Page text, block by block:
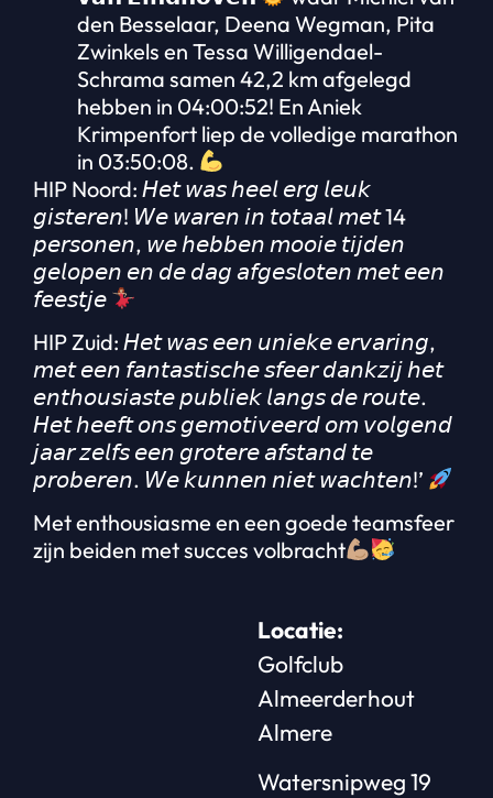
den Besselaar, Deena Wegman, Pita
Zwinkels en Tessa Willigendael-
Schrama samen 42,2 km afgelegd
hebben in 04:00:52! En Aniek
Krimpenfort liep de volledige marathon
in 03:50:08.
HIP Noord: 𝘏𝘦𝘵 𝘸𝘢𝘴 𝘩𝘦𝘦𝘭 𝘦𝘳𝘨 𝘭𝘦𝘶𝘬
𝘨𝘪𝘴𝘵𝘦𝘳𝘦𝘯! 𝘞𝘦 𝘸𝘢𝘳𝘦𝘯 𝘪𝘯 𝘵𝘰𝘵𝘢𝘢𝘭 𝘮𝘦𝘵 14
𝘱𝘦𝘳𝘴𝘰𝘯𝘦𝘯, 𝘸𝘦 𝘩𝘦𝘣𝘣𝘦𝘯 𝘮𝘰𝘰𝘪𝘦 𝘵𝘪𝘫𝘥𝘦𝘯
𝘨𝘦𝘭𝘰𝘱𝘦𝘯 𝘦𝘯 𝘥𝘦 𝘥𝘢𝘨 𝘢𝘧𝘨𝘦𝘴𝘭𝘰𝘵𝘦𝘯 𝘮𝘦𝘵 𝘦𝘦𝘯
𝘧𝘦𝘦𝘴𝘵𝘫𝘦
HIP Zuid: 𝘏𝘦𝘵 𝘸𝘢𝘴 𝘦𝘦𝘯 𝘶𝘯𝘪𝘦𝘬𝘦 𝘦𝘳𝘷𝘢𝘳𝘪𝘯𝘨,
𝘮𝘦𝘵 𝘦𝘦𝘯 𝘧𝘢𝘯𝘵𝘢𝘴𝘵𝘪𝘴𝘤𝘩𝘦 𝘴𝘧𝘦𝘦𝘳 𝘥𝘢𝘯𝘬𝘻𝘪𝘫 𝘩𝘦𝘵
𝘦𝘯𝘵𝘩𝘰𝘶𝘴𝘪𝘢𝘴𝘵𝘦 𝘱𝘶𝘣𝘭𝘪𝘦𝘬 𝘭𝘢𝘯𝘨𝘴 𝘥𝘦 𝘳𝘰𝘶𝘵𝘦.
𝘏𝘦𝘵 𝘩𝘦𝘦𝘧𝘵 𝘰𝘯𝘴 𝘨𝘦𝘮𝘰𝘵𝘪𝘷𝘦𝘦𝘳𝘥 𝘰𝘮 𝘷𝘰𝘭𝘨𝘦𝘯𝘥
𝘫𝘢𝘢𝘳 𝘻𝘦𝘭𝘧𝘴 𝘦𝘦𝘯 𝘨𝘳𝘰𝘵𝘦𝘳𝘦 𝘢𝘧𝘴𝘵𝘢𝘯𝘥 𝘵𝘦
𝘱𝘳𝘰𝘣𝘦𝘳𝘦𝘯. 𝘞𝘦 𝘬𝘶𝘯𝘯𝘦𝘯 𝘯𝘪𝘦𝘵 𝘸𝘢𝘤𝘩𝘵𝘦𝘯!’
Met enthousiasme en een goede teamsfeer
zijn beiden met succes volbracht
Locatie:
Golfclub
Almeerderhout
Almere
Watersnipweg 19